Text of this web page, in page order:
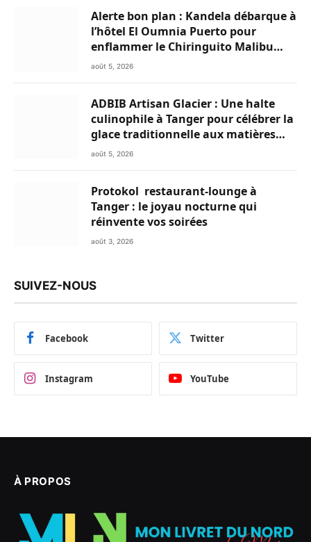
Alerte bon plan : Kandela débarque à
l’hôtel El Oumnia Puerto pour
enflammer le Chiringuito Malibu
Club
août 5, 2026
ADBIB Artisan Glacier : Une halte
culinophile à Tanger pour célébrer la
glace traditionnelle aux matières
premières de choix
août 5, 2026
Protokol restaurant-lounge à
Tanger : le joyau nocturne qui
réinvente vos soirées
août 3, 2026
SUIVEZ-NOUS
Facebook Twitter
Instagram YouTube
À PROPOS